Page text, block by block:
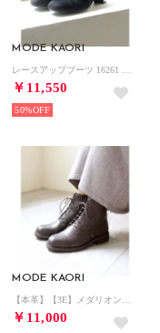
MODE KAORI
￥11,550
50%
MODE KAORI
￥11,000